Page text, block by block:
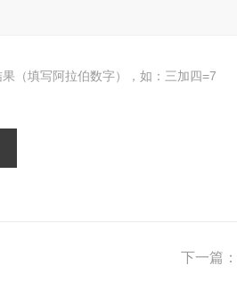
（填写阿拉伯数字），如：三加四=7
下一篇：